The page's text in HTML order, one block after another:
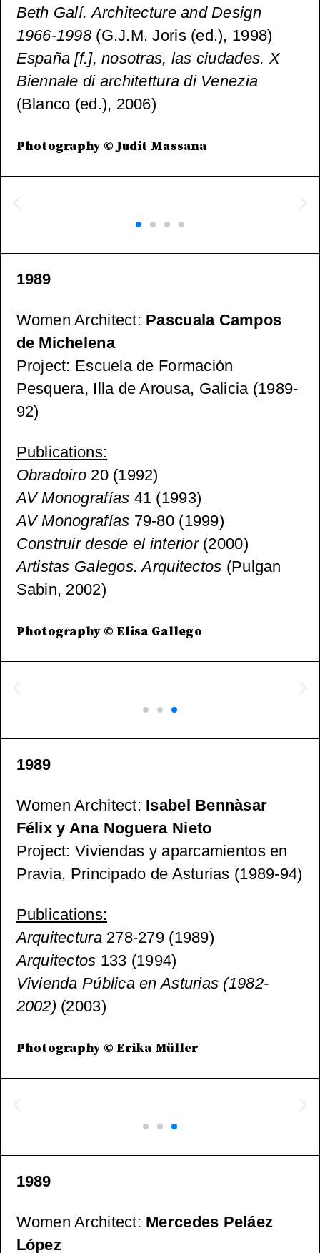
Beth Galí. Architecture and Design
1966-1998 (G.J.M. Joris (ed.), 1998)
España [f.], nosotras, las ciudades. X
Biennale di architettura di Venezia
(Blanco (ed.), 2006)
Photography © Judit Massana
1989
Women Architect: Pascuala Campos
de Michelena
Project: Escuela de Formación
Pesquera, Illa de Arousa, Galicia (1989-
92)
Publications:
Obradoiro 20 (1992)
AV Monografías 41 (1993)
AV Monografías 79-80 (1999)
Construir desde el interior(2000)
Artistas Galegos. Arquitectos (Pulgan
Sabin, 2002)
Photography © Elisa Gallego
1989
Women Architect: Isabel Bennàsar
Félix y Ana Noguera Nieto
Project: Viviendas y aparcamientos en
Pravia, Principado de Asturias (1989-94)
Publications:
Arquitectura278-279 (1989)
Arquitectos 133 (1994)
Vivienda Pública en Asturias (1982-
2002) (2003)
Photography © Erika Müller
1989
Women Architect: Mercedes Peláez
López